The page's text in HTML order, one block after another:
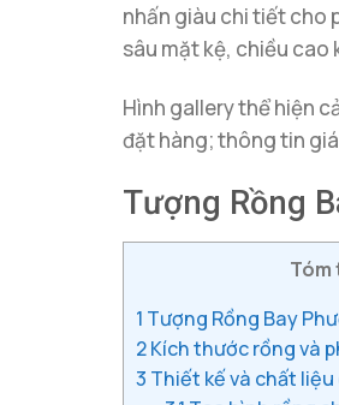
nhấn giàu chi tiết cho
sâu mặt kệ, chiều cao
Hình gallery thể hiện
đặt hàng; thông tin
Tượng Rồng
Tóm
1 Tượng Rồng Bay
2Kích thước rồng và
3 Thiết kế và chất